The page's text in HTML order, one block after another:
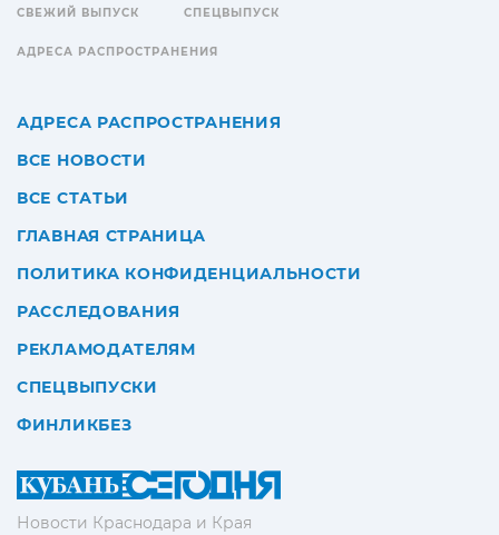
Новости Краснодара и Края
СВЕЖИЙ ВЫПУСК СПЕЦВЫПУСК
АДРЕСА РАСПРОСТРАНЕНИЯ
АДРЕСА РАСПРОСТРАНЕНИЯ
ВСЕ НОВОСТИ
ВСЕ СТАТЬИ
ГЛАВНАЯ СТРАНИЦА
ПОЛИТИКА КОНФИДЕНЦИАЛЬНОСТИ
РАССЛЕДОВАНИЯ
РЕКЛАМОДАТЕЛЯМ
СПЕЦВЫПУСКИ
ФИНЛИКБЕЗ